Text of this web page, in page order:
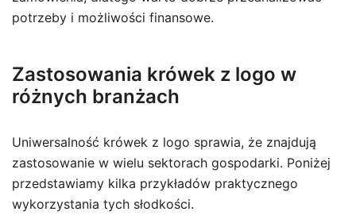
potrzeby i możliwości finansowe.
Zastosowania krówek z logo w
różnych branżach
Uniwersalność krówek z logo sprawia, że znajdują
zastosowanie w wielu sektorach gospodarki. Poniżej
przedstawiamy kilka przykładów praktycznego
wykorzystania tych słodkości.